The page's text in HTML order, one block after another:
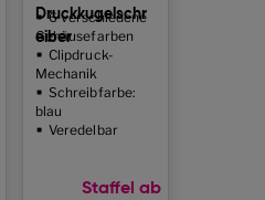
Druckkugelschr
eiber
6 verschiedene
Gehäusefarben
Clipdruck-
Mechanik
Schreibfarbe:
blau
Veredelbar
Staffel ab